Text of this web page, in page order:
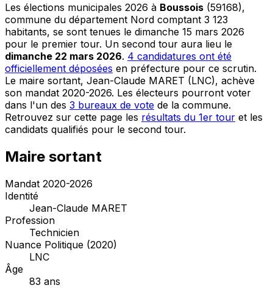
Les élections municipales 2026 à Boussois (59168),
commune du département Nord comptant 3 123
habitants, se sont tenues le dimanche 15 mars 2026
pour le premier tour. Un second tour aura lieu le
dimanche 22 mars 2026. 4 candidatures ont été
officiellement déposées en préfecture pour ce scrutin.
Le maire sortant, Jean-Claude MARET (LNC), achève
son mandat 2020-2026. Les électeurs pourront voter
dans l'un des 3 bureaux de vote de la commune.
Retrouvez sur cette page les résultats du 1er tour et les
candidats qualifiés pour le second tour.
Maire sortant
Mandat 2020-2026
Identité
Jean-Claude MARET
Profession
Technicien
Nuance Politique (2020)
LNC
Âge
83 ans